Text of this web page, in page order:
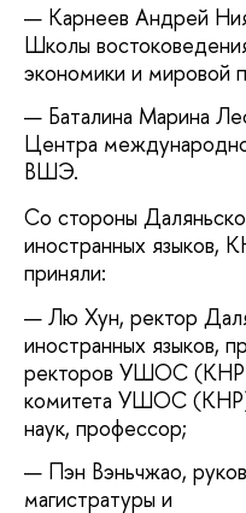
Карнеев Андрей
Школы
экономики и
Баталина Марина
Центра
ВШЭ.
Со стороны
иностранных языков,
приняли:
Лю Хун, ректор
иностранных языков,
ректоров УШОС
комитета УШОС (КНР),
наук, профессор;
Пэн Вэньчжао,
магистратуры и